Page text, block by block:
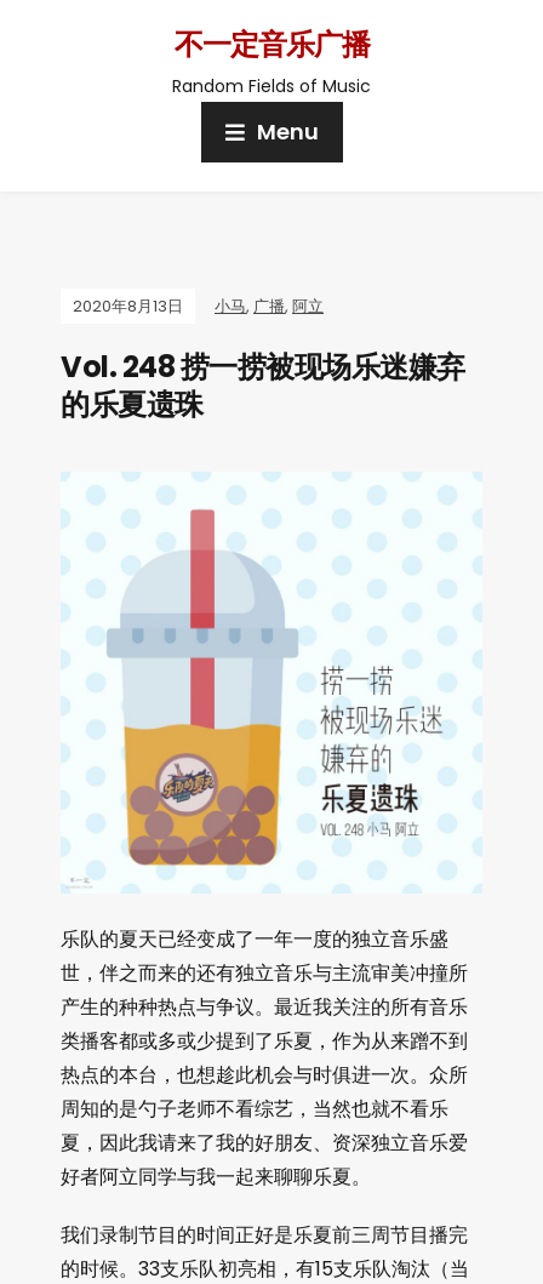
不一定音乐广播
Random Fields of Music
Menu
2020年8月13日 小马, 广播, 阿立
Vol. 248 捞一捞被现场乐迷嫌弃
的乐夏遗珠
乐队的夏天已经变成了一年一度的独立音乐盛
世，伴之而来的还有独立音乐与主流审美冲撞所
产生的种种热点与争议。最近我关注的所有音乐
类播客都或多或少提到了乐夏，作为从来蹭不到
热点的本台，也想趁此机会与时俱进一次。众所
周知的是勺子老师不看综艺，当然也就不看乐
夏，因此我请来了我的好朋友、资深独立音乐爱
好者阿立同学与我一起来聊聊乐夏。
我们录制节目的时间正好是乐夏前三周节目播完
的时候。33支乐队初亮相，有15支乐队淘汰（当